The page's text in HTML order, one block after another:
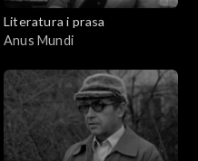
Literatura i prasa
Anus Mundi